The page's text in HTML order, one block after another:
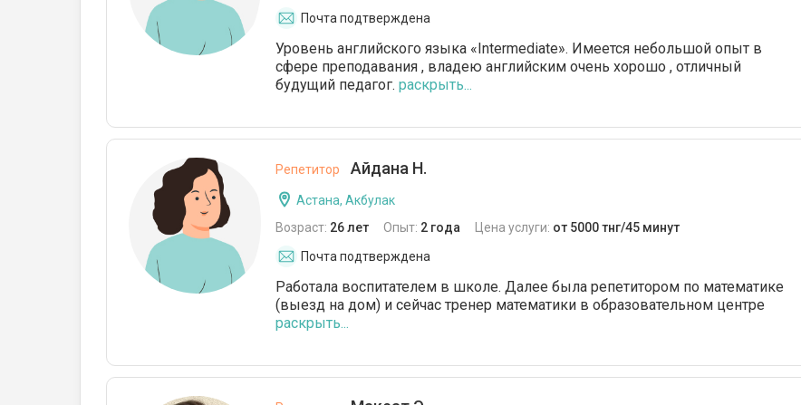
Почта подтверждена
Уровень английского языка «Intermediate». Имеется небольшой опыт в
сфере преподавания , владею английским очень хорошо , отличный
будущий педагог. раскрыть...
Репетитор Айдана Н.
Астана, Акбулак
Возраст: 26 лет Опыт: 2 года Цена услуги: от 5000 тнг/45 минут
Почта подтверждена
Работала воспитателем в школе. Далее была репетитором по математике
(выезд на дом) и сейчас тренер математики в образовательном центре
раскрыть...